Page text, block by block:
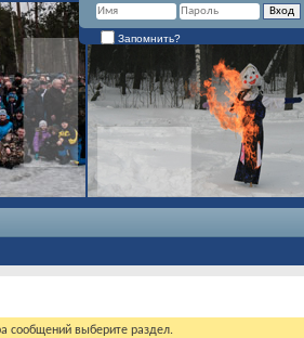
Запомнить?
сообщений выберите раздел.